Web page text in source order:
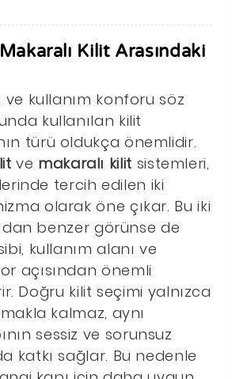
Kilit Arasındaki
ve kullanım konforu söz
kullanılan kilit
türü oldukça önemlidir.
ve makaralı kilit sistemleri,
tercih edilen iki
olarak öne çıkar. Bu iki
benzer görünse de
kullanım alanı ve
açısından önemli
Doğru kilit seçimi yalnızca
kalmaz, aynı
sessiz ve sorunsuz
katkı sağlar. Bu nedenle